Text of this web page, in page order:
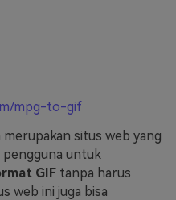
mpg-to-gif
situs web yang
pengguna untuk
GIF tanpa harus
web ini juga bisa